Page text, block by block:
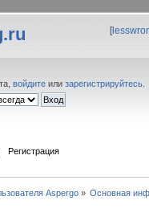
[
войдите или зарегистрируйтесь
Регистрация
Aspergo» Основная